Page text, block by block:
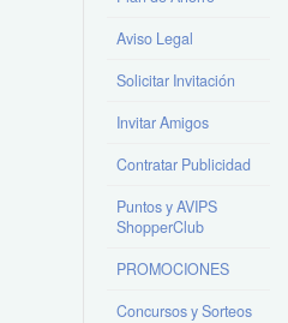
Aviso Legal
Solicitar Invitación
Invitar Amigos
Contratar Publicidad
Puntos y AVIPS
ShopperClub
PROMOCIONES
Concursos y Sorteos